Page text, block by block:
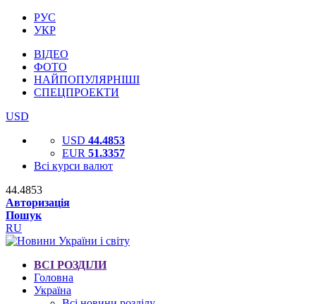
РУС
УКР
ВІДЕО
ФОТО
НАЙПОПУЛЯРНІШІ
СПЕЦПРОЕКТИ
USD
USD 44.4853
EUR 51.3357
Всі курси валют
44.4853
Авторизація
Пошук
RU
ВСІ РОЗДІЛИ
Головна
Україна